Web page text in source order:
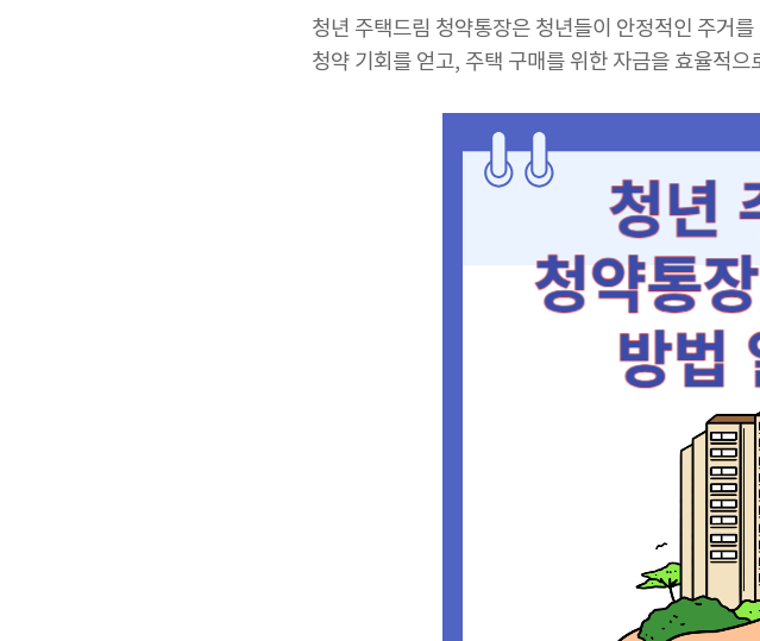
청년 주택드림 청약통장은 청년들이 안정적인 주거
청약 기회를 얻고, 주택 구매를 위한 자금을 효율적으